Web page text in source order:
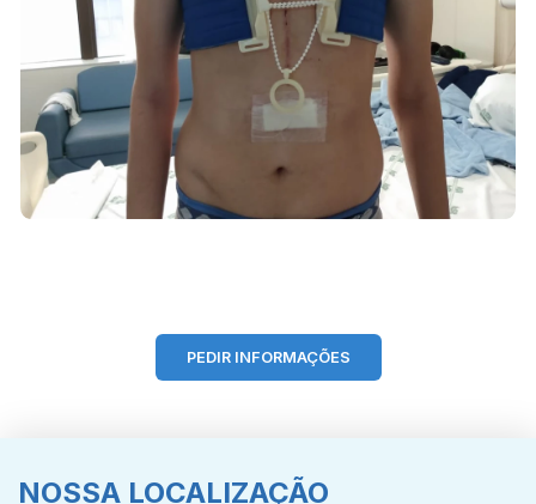
PEDIR INFORMAÇÕES
NOSSA LOCALIZAÇÃO